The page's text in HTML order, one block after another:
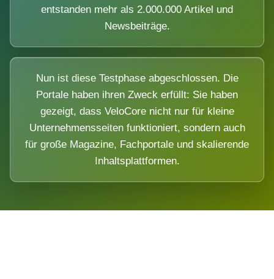
entstanden mehr als 2.000.000 Artikel und
Newsbeiträge.
Nun ist diese Testphase abgeschlossen. Die
Portale haben ihren Zweck erfüllt: Sie haben
gezeigt, dass VeloCore nicht nur für kleine
Unternehmensseiten funktioniert, sondern auch
für große Magazine, Fachportale und skalierende
Inhaltsplattformen.